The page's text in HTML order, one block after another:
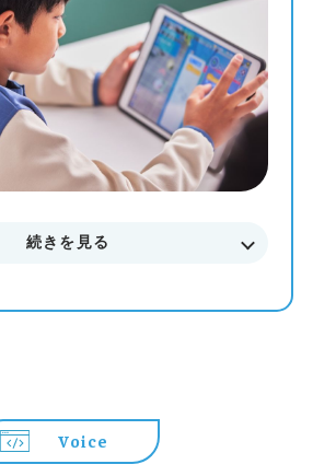
体験授業にご参加下さい。
などに関してもご説明致します。
続きを見る
Voice